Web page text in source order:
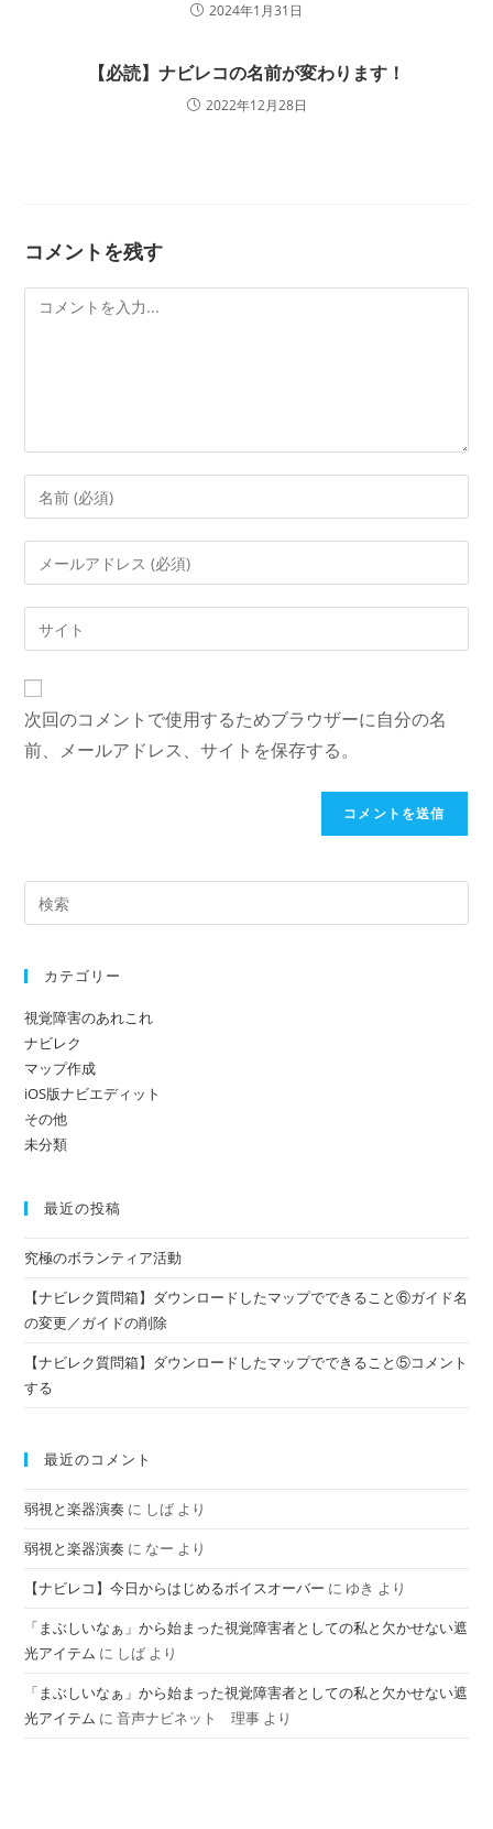
2024年1月31日
【必読】ナビレコの名前が変わります！
2022年12月28日
コメントを残す
メ
ン
る
名
前
ま
た
は
名
を
力
し
て
く
だ
さ
い
ー
ル
ア
レ
ス
を
コ
メ
ト
Web
サ
イ
ト
の
URL
く
(任
意)
次回のコメントで使用するためブラウザーに自分の名
前、メールアドレス、サイトを保存する。
カテゴリー
視覚障害のあれこれ
ナビレク
マップ作成
iOS版ナビエディット
その他
未分類
最近の投稿
究極のボランティア活動
【ナビレク質問箱】ダウンロードしたマップでできること⑥ガイド名
の変更／ガイドの削除
【ナビレク質問箱】ダウンロードしたマップでできること⑤コメント
する
最近のコメント
弱視と楽器演奏 に しば より
弱視と楽器演奏 に なー より
【ナビレコ】今日からはじめるボイスオーバー に ゆき より
「まぶしいなぁ」から始まった視覚障害者としての私と欠かせない遮
光アイテム に しば より
「まぶしいなぁ」から始まった視覚障害者としての私と欠かせない遮
光アイテム に音声ナビネット 理事 より